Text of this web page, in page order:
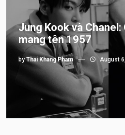
Jung Kook và Chanel:
mang tên 1957
byThai Khang Pham August